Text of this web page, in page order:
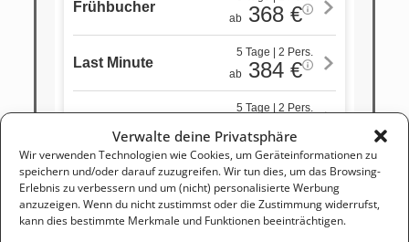
Verwalte deine Privatsphäre
Wir verwenden Technologien wie Cookies, um Geräteinformationen zu
speichern und/oder darauf zuzugreifen. Wir tun dies, um das Browsing-
Erlebnis zu verbessern und um (nicht) personalisierte Werbung
anzuzeigen. Wenn du nicht zustimmst oder die Zustimmung widerrufst,
kann dies bestimmte Merkmale und Funktionen beeinträchtigen.